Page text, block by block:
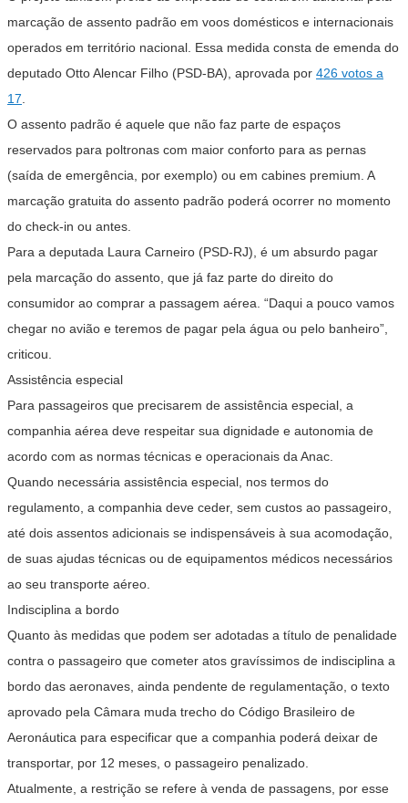
marcação de assento padrão em voos domésticos e internacionais
operados em território nacional. Essa medida consta de emenda do
deputado Otto Alencar Filho (PSD-BA), aprovada por 426 votos a
17.
O assento padrão é aquele que não faz parte de espaços
reservados para poltronas com maior conforto para as pernas
(saída de emergência, por exemplo) ou em cabines premium. A
marcação gratuita do assento padrão poderá ocorrer no momento
do check-in ou antes.
Para a deputada Laura Carneiro (PSD-RJ), é um absurdo pagar
pela marcação do assento, que já faz parte do direito do
consumidor ao comprar a passagem aérea. “Daqui a pouco vamos
chegar no avião e teremos de pagar pela água ou pelo banheiro”,
criticou.
Assistência especial
Para passageiros que precisarem de assistência especial, a
companhia aérea deve respeitar sua dignidade e autonomia de
acordo com as normas técnicas e operacionais da Anac.
Quando necessária assistência especial, nos termos do
regulamento, a companhia deve ceder, sem custos ao passageiro,
até dois assentos adicionais se indispensáveis à sua acomodação,
de suas ajudas técnicas ou de equipamentos médicos necessários
ao seu transporte aéreo.
Indisciplina a bordo
Quanto às medidas que podem ser adotadas a título de penalidade
contra o passageiro que cometer atos gravíssimos de indisciplina a
bordo das aeronaves, ainda pendente de regulamentação, o texto
aprovado pela Câmara muda trecho do Código Brasileiro de
Aeronáutica para especificar que a companhia poderá deixar de
transportar, por 12 meses, o passageiro penalizado.
Atualmente, a restrição se refere à venda de passagens, por esse